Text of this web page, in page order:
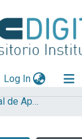
Log In(current)
Informe de Personal de Apoyo